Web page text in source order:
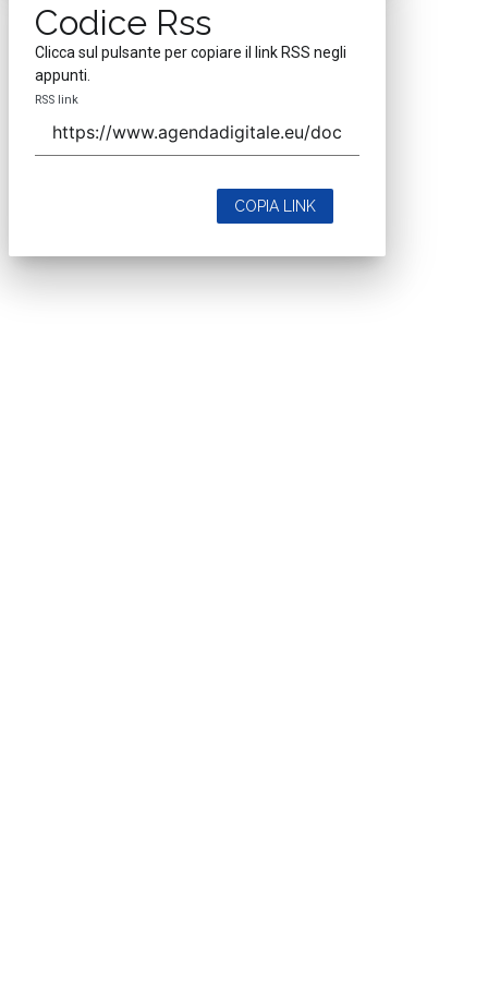
Codice Rss
Clicca sul pulsante per copiare il link RSS negli
appunti.
RSS link
COPIA LINK